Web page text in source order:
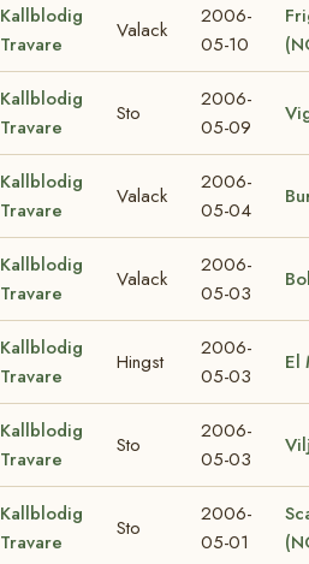
Kallblodig
Travare
Valack
2006-
05-10
Kallblodig
Travare
Sto
2006-
05-09
Kallblodig
Travare
Valack
2006-
05-04
Kallblodig
Travare
Valack
2006-
05-03
Kallblodig
Travare
Hingst
2006-
05-03
El
Kallblodig
Travare
Sto
2006-
05-03
Kallblodig
Travare
Sto
2006-
05-01